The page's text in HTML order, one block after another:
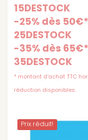
15DESTOCK
-25% dès
25DESTOCK
-35% dès
35DESTOCK
* montant d'achat TTC
réduction disponibles.
Prix ​​réduit!